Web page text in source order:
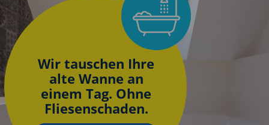
Wir tauschen Ihre
alte Wanne an
einem Tag. Ohne
Fliesenschaden.